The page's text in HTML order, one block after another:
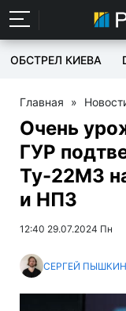
ОБСТРЕЛ КИЕВА
Главная »
Очень
ГУР
Ту-22М3
и НПЗ
12:40 29.07.2024 Пн
СЕРГЕЙ ПЫШКИН